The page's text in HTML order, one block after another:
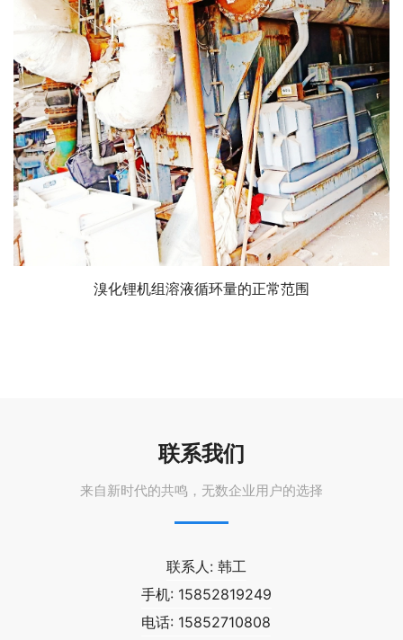
溴化锂机组溶液循环量的正常范围
联系我们
来自新时代的共鸣，无数企业用户的选择
联系人: 韩工
手机: 15852819249
电话: 15852710808